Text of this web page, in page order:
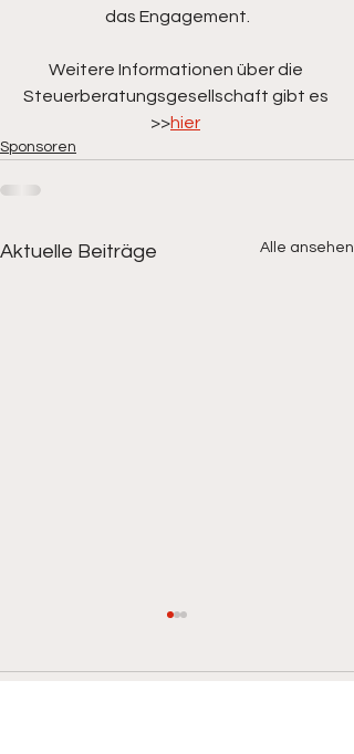
das Engagement.
Weitere Informationen über die
Steuerberatungsgesellschaft gibt es
>>hier
Sponsoren
Aktuelle Beiträge Alle ansehen